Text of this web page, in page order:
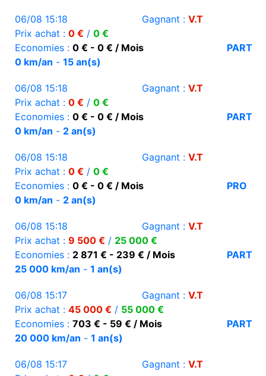
06/08 15:18 Gagnant : V.T
Prix achat : 0 € / 0 €
Economies : 0 € - 0 € / Mois
PART
0 km/an - 15 an(s)
06/08 15:18 Gagnant : V.T
Prix achat : 0 € / 0 €
Economies : 0 € - 0 € / Mois
PART
0 km/an - 2 an(s)
06/08 15:18 Gagnant : V.T
Prix achat : 0 € / 0 €
Economies : 0 € - 0 € / Mois
PRO
0 km/an - 2 an(s)
06/08 15:18 Gagnant : V.T
Prix achat : 9 500 € / 25 000 €
Economies : 2 871 € - 239 € / Mois
PART
25 000 km/an - 1 an(s)
06/08 15:17 Gagnant : V.T
Prix achat : 45 000 € / 55 000 €
Economies : 703 € - 59 € / Mois
PART
20 000 km/an - 1 an(s)
06/08 15:17 Gagnant : V.T